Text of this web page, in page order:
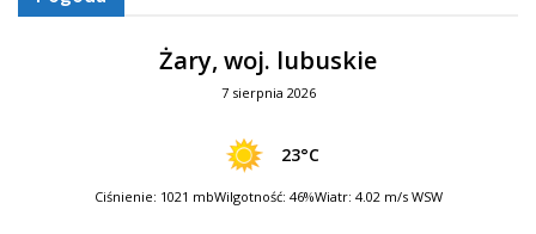
Żary, woj. lubuskie
7 sierpnia 2026
23°C
Ciśnienie: 1021 mbWilgotność: 46%Wiatr: 4.02 m/s WSW